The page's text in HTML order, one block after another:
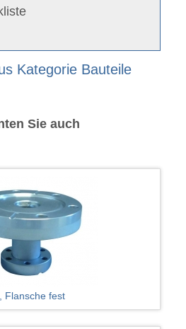
Kategorie Bauteile
Sie auch
Flansche fest